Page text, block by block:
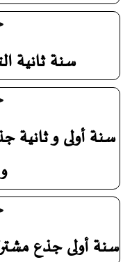
سنة ثانية
سنة أولى و ثانية
سنة أولى جذع